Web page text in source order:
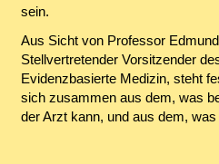
sein.
Aus Sicht von Professor
Stellvertretender Vorsitzender
Evidenzbasierte Medizin, steht
sich zusammen aus dem, was
der Arzt kann, und aus dem,